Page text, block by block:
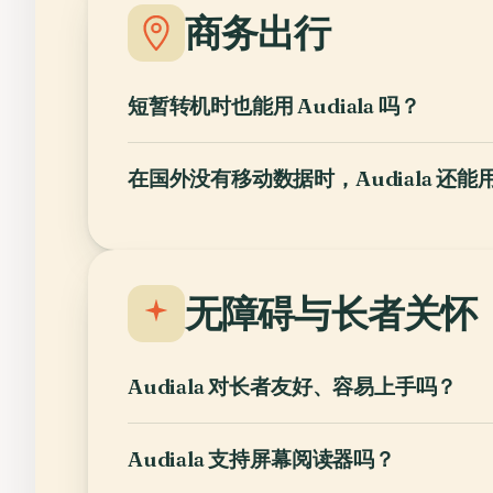
商务出行
短暂转机时也能用 Audiala 吗？
在国外没有移动数据时，Audiala 还能
无障碍与长者关怀
Audiala 对长者友好、容易上手吗？
Audiala 支持屏幕阅读器吗？